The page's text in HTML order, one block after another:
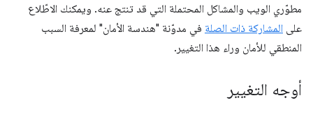
مطوّري الويب والمشاكل المحتملة التي قد تنتج عنه. ويمكنك الاطّلاع
على المشاركة ذات الصلة في مدوّنة "هندسة الأمان" لمعرفة السبب
المنطقي للأمان وراء هذا التغيير.
أوجه التغيير